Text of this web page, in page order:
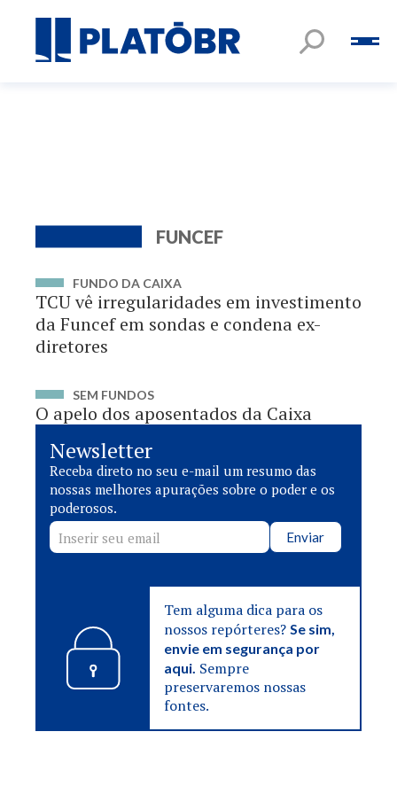
FUNCEF
FUNDO DA CAIXA
TCU vê irregularidades em investimento
da Funcef em sondas e condena ex-
diretores
SEM FUNDOS
O apelo dos aposentados da Caixa
Newsletter
Receba direto no seu e-mail um resumo das
nossas melhores apurações sobre o poder e os
poderosos.
Enviar
Tem alguma dica para os
nossos repórteres?Se sim,
envie em segurança por
aqui. Sempre
preservaremos nossas
fontes.